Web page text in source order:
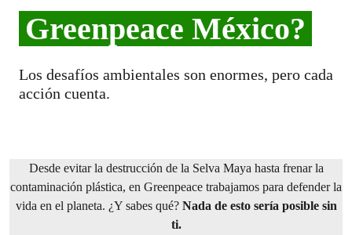
Greenpeace México?
Los desafíos ambientales son enormes, pero cada
acción cuenta.
Desde evitar la destrucción de la Selva Maya hasta frenar la
contaminación plástica, en Greenpeace trabajamos para defender la
vida en el planeta. ¿Y sabes qué? Nada de esto sería posible sin
ti.